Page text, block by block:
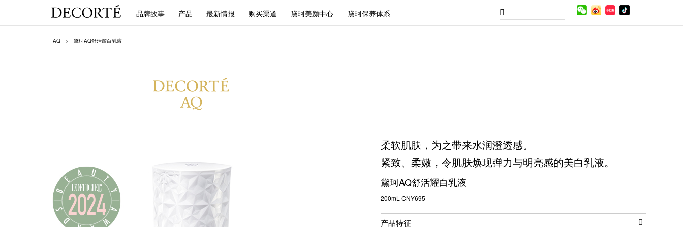
品牌故事 产品 最新情报 购买渠道 黛珂美颜中心 黛珂保养体系
AQ 黛珂AQ舒活耀白乳液
柔软肌肤，为之带来水润澄透感。
紧致、柔嫩，令肌肤焕现弹力与明亮感的美白乳液。
黛珂AQ舒活耀白乳液
200mL CNY695
产品特征